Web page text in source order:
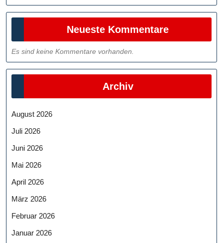
Neueste Kommentare
Es sind keine Kommentare vorhanden.
Archiv
August 2026
Juli 2026
Juni 2026
Mai 2026
April 2026
März 2026
Februar 2026
Januar 2026